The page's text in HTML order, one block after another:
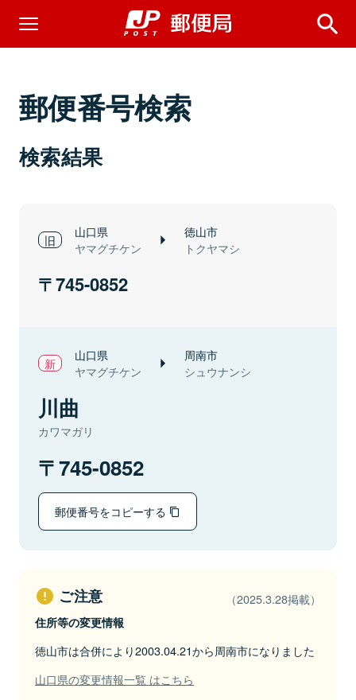
郵便番号検索
検索結果
山口県
ヤマグチケン
徳山市
トクヤマシ
745-0852
山口県
ヤマグチケン
周南市
シュウナンシ
川曲
カワマガリ
745-0852
郵便番号をコピーする
ご注意 （2025.3.28掲載）
住所等の変更情報
徳山市は合併により2003.04.21から周南市になりました
山口県の変更情報一覧 はこちら